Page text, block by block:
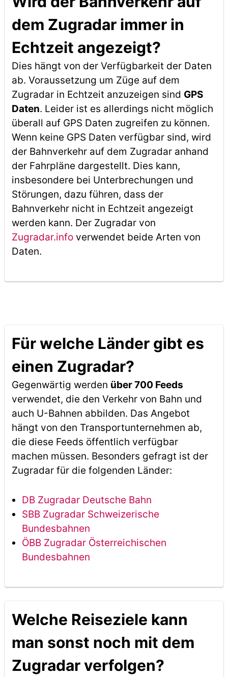
dem Zugradar immer in
Echtzeit angezeigt?
Dies hängt von der Verfügbarkeit der Daten
ab. Voraussetzung um Züge auf dem
Zugradar in Echtzeit anzuzeigen sind GPS
Daten. Leider ist es allerdings nicht möglich
überall auf GPS Daten zugreifen zu können.
Wenn keine GPS Daten verfügbar sind, wird
der Bahnverkehr auf dem Zugradar anhand
der Fahrpläne dargestellt. Dies kann,
insbesondere bei Unterbrechungen und
Störungen, dazu führen, dass der
Bahnverkehr nicht in Echtzeit angezeigt
werden kann. Der Zugradar von
Zugradar.infoverwendet beide Arten von
Daten.
Für welche Länder gibt es
einen Zugradar?
Gegenwärtig werden über 700 Feeds
verwendet, die den Verkehr von Bahn und
auch U-Bahnen abbilden. Das Angebot
hängt von den Transportunternehmen ab,
die diese Feeds öffentlich verfügbar
machen müssen. Besonders gefragt ist der
Zugradar für die folgenden Länder:
DB Zugradar Deutsche Bahn
SBB Zugradar Schweizerische
Bundesbahnen
ÖBB Zugradar Österreichischen
Bundesbahnen
Welche Reiseziele kann
man sonst noch mit dem
Zugradar verfolgen?